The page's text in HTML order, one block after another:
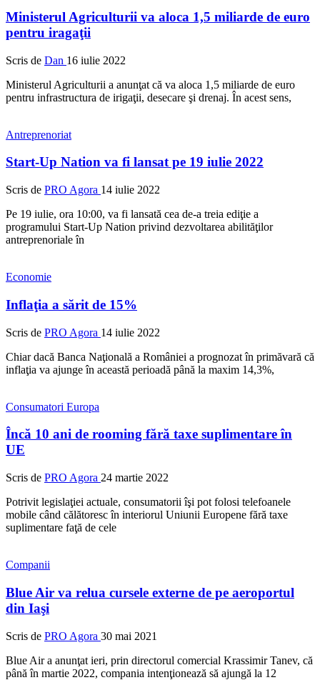
Ministerul Agriculturii va aloca 1,5 miliarde de euro
pentru iragaţii
Scris de Dan 16 iulie 2022
Ministerul Agriculturii a anunţat că va aloca 1,5 miliarde de euro
pentru infrastructura de irigaţii, desecare şi drenaj. În acest sens,
Antreprenoriat
Start-Up Nation va fi lansat pe 19 iulie 2022
Scris de PRO Agora 14 iulie 2022
Pe 19 iulie, ora 10:00, va fi lansată cea de-a treia ediţie a
programului Start-Up Nation privind dezvoltarea abilităţilor
antreprenoriale în
Economie
Inflaţia a sărit de 15%
Scris de PRO Agora 14 iulie 2022
Chiar dacă Banca Naţională a României a prognozat în primăvară că
inflaţia va ajunge în această perioadă până la maxim 14,3%,
Consumatori Europa
Încă 10 ani de rooming fără taxe suplimentare în
UE
Scris de PRO Agora 24 martie 2022
Potrivit legislaţiei actuale, consumatorii îşi pot folosi telefoanele
mobile când călătoresc în interiorul Uniunii Europene fără taxe
suplimentare faţă de cele
Companii
Blue Air va relua cursele externe de pe aeroportul
din Iaşi
Scris de PRO Agora 30 mai 2021
Blue Air a anunţat ieri, prin directorul comercial Krassimir Tanev, că
până în martie 2022, compania intenţionează să ajungă la 12